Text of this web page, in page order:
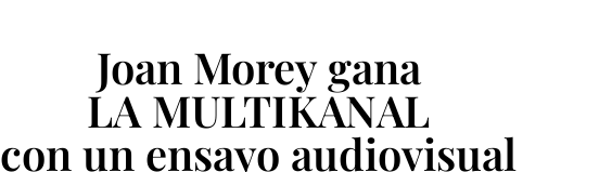
Joan Morey gana
LA MULTIKANAL
con un ensayo audiovisual